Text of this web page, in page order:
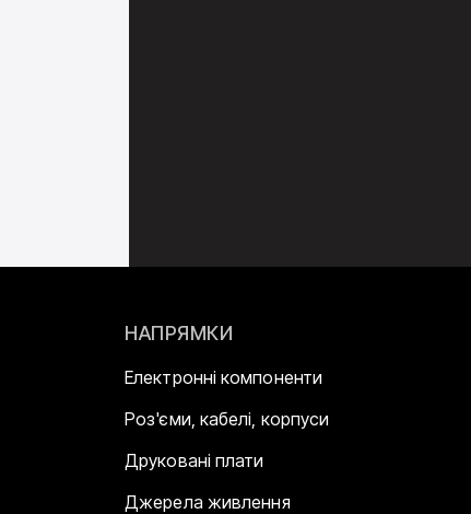
НАПРЯМКИ
Електронні компоненти
Роз'єми, кабелі, корпуси
Друковані плати
Джерела живлення